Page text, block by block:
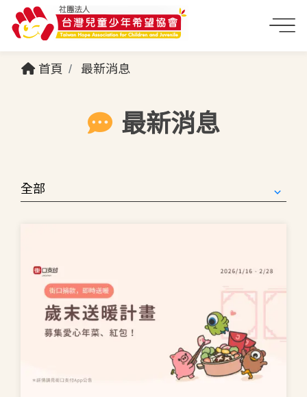
首頁 最新消息
最新消息